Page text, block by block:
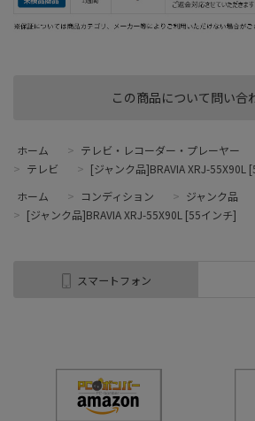
この商品について問い合
ホーム > テレビ・レコーダー・プレーヤー
> テレビ > [ジャンク品]BRAVIA XRJ-55X90L
ホーム
> コンディション > ジャンク品
> [ジャンク品]BRAVIA XRJ-55X90L [55インチ]
スマートフォン